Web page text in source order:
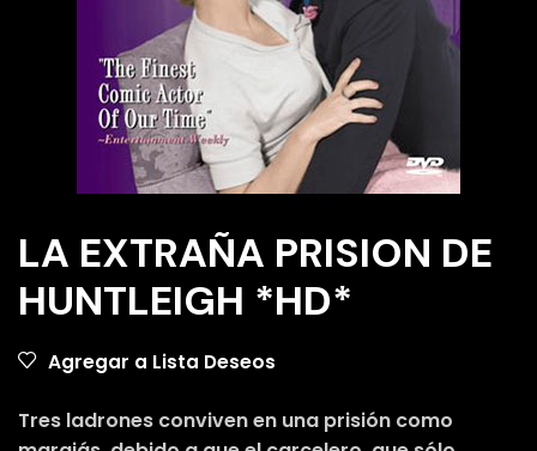
LA EXTRAÑA PRISION DE
HUNTLEIGH *HD*
Agregar a Lista Deseos
Tres ladrones conviven en una prisión como